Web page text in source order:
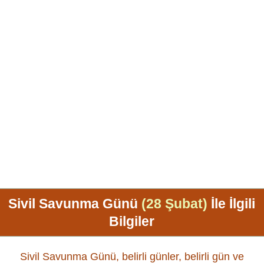
Sivil Savunma Günü (28 Şubat) İle İlgili
Bilgiler
Sivil Savunma Günü, belirli günler, belirli gün ve